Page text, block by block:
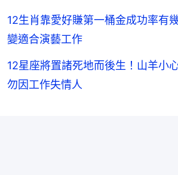
12生肖靠愛好賺第一桶金成功率有
變適合演藝工作
12星座將置諸死地而後生！山羊
勿因工作失情人